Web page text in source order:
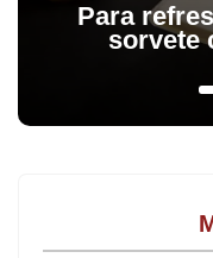
Para
sorvete